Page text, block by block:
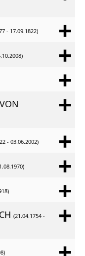
- 17.09.1822)
- 03.06.2002)
(21.04.1754 -